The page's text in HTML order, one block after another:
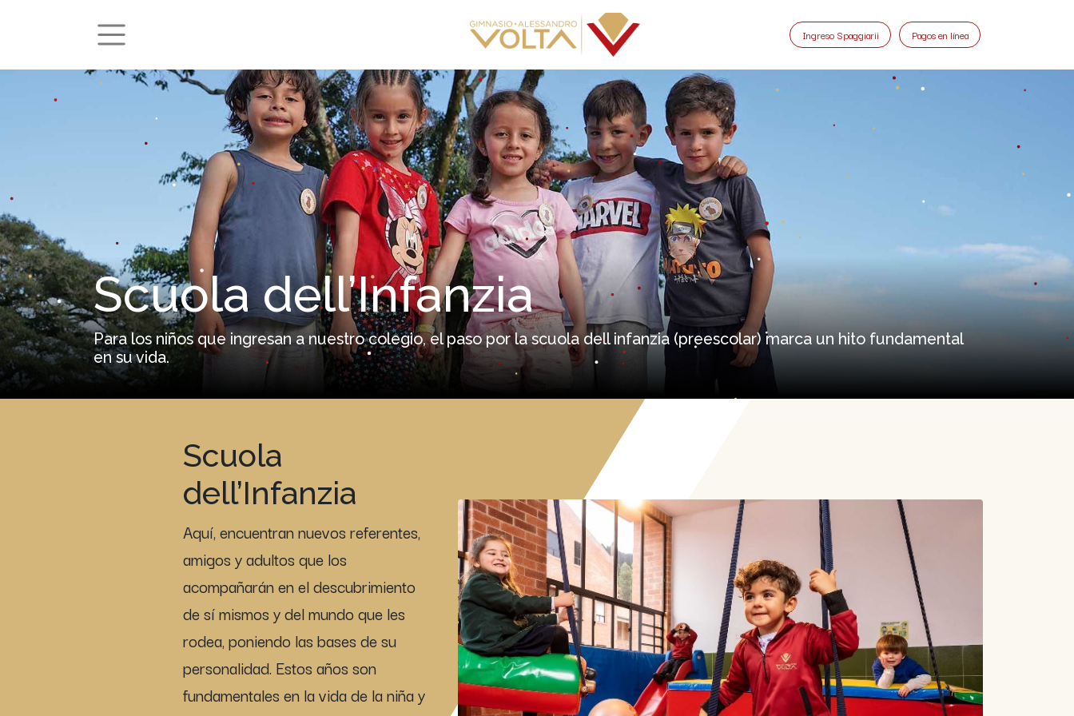
Ingreso Spaggiarii Pagos en línea
Scuola dell’Infanzia
Para los niños que ingresan a nuestro colegio, el paso por la scuola dell infanzia (preescolar) marca un hito fundamental
en su vida.
Scuola
dell’Infanzia
Aquí, encuentran nuevos referentes,
amigos y adultos que los
acompañarán en el descubrimiento
de sí mismos y del mundo que les
rodea, poniendo las bases de su
personalidad. Estos años son
fundamentales en la vida de la niña y